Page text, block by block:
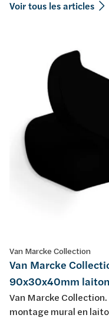
Voir tous les articles
Van Marcke Collection
Van Marcke
90x30x40mm
Van Marcke
montage mural en